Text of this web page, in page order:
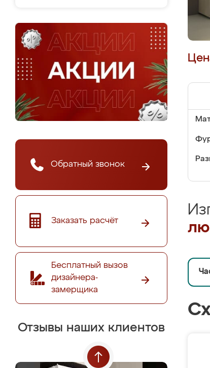
Обратный звонок
Заказать расчёт
Бесплатный вызов
дизайнера-
замерщика
Отзывы наших клиентов